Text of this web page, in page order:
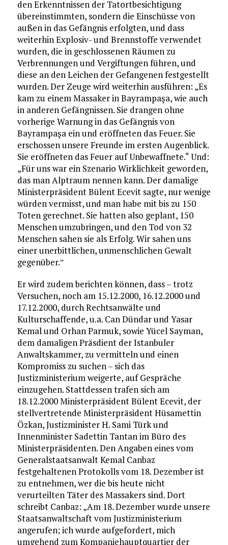
den Erkenntnissen der Tatortbesichtigung
übereinstimmten, sondern die Einschüsse von
außen in das Gefängnis erfolgten, und dass
weiterhin Explosiv- und Brennstoffe verwendet
wurden, die in geschlossenen Räumen zu
Verbrennungen und Vergiftungen führen, und
diese an den Leichen der Gefangenen festgestellt
wurden. Der Zeuge wird weiterhin ausführen: „Es
kam zu einem Massaker in Bayrampaşa, wie auch
in anderen Gefängnissen. Sie drangen ohne
vorherige Warnung in das Gefängnis von
Bayrampaşa ein und eröffneten das Feuer. Sie
erschossen unsere Freunde im ersten Augenblick.
Sie eröffneten das Feuer auf Unbewaffnete.“ Und:
„Für uns war ein Szenario Wirklichkeit geworden,
das man Alptraum nennen kann. Der damalige
Ministerpräsident Bülent Ecevit sagte, nur wenige
würden vermisst, und man habe mit bis zu 150
Toten gerechnet. Sie hatten also geplant, 150
Menschen umzubringen, und den Tod von 32
Menschen sahen sie als Erfolg. Wir sahen uns
einer unerbittlichen, unmenschlichen Gewalt
gegenüber.‟
Er wird zudem berichten können, dass – trotz
Versuchen, noch am 15.12.2000, 16.12.2000 und
17.12.2000, durch Rechtsanwälte und
Kulturschaffende, u.a. Can Dündar und Yasar
Kemal und Orhan Parmuk, sowie Yücel Sayman,
dem damaligen Präsdient der Istanbuler
Anwaltskammer, zu vermitteln und einen
Kompromiss zu suchen – sich das
Justizministerium weigerte, auf Gespräche
einzugehen. Stattdessen trafen sich am
18.12.2000 Ministerpräsident Bülent Ecevit, der
stellvertretende Ministerpräsident Hüsamettin
Özkan, Justizminister H. Sami Türk und
Innenminister Sadettin Tantan im Büro des
Ministerpräsidenten. Den Angaben eines vom
Generalstaatsanwalt Kemal Canbaz
festgehaltenen Protokolls vom 18. Dezember ist
zu entnehmen, wer die bis heute nicht
verurteilten Täter des Massakers sind. Dort
schreibt Canbaz: „Am 18. Dezember wurde unsere
Staatsanwaltschaft vom Justizministerium
angerufen; ich wurde aufgefordert, mich
umgehend zum Kompaniehauptquartier der